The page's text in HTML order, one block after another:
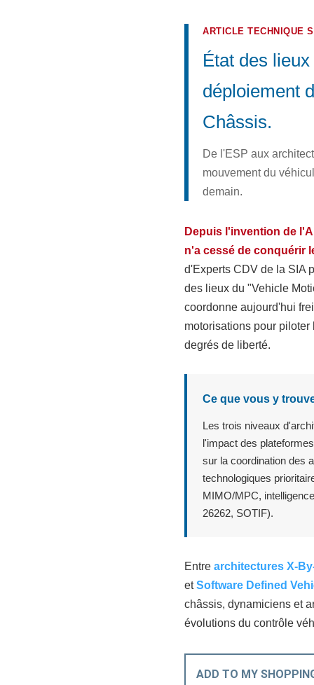
ARTICLE TECHNIQUE
État des
déploiement
Châssis.
De l'ESP aux
mouvement du
demain.
Depuis l'invention de
n'a cessé de conquérir
d'Experts CDV de la SIA
des lieux du "Vehicle
coordonne aujourd'hui
motorisations pour
degrés de liberté.
Ce que vous y
Les trois niveaux
l'impact des
sur la coordination des
technologiques
MIMO/MPC,
26262, SOTIF).
Entrearchitectures X-
etSoftware Defined
châssis, dynamiciens et
évolutions du contrôle
ADD TO MY